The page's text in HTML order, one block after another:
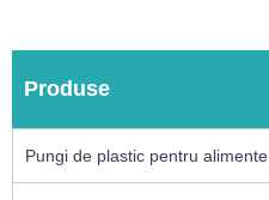
Produse
Pungi de plastic pentru alimente